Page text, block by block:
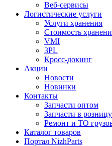
Веб-сервисы
Логистические услуги
Услуги хранения
Стоимость
VMI
3PL
Кросс-докинг
Акции
Новости
Новинки
Контакты
Запчасти оптом
Запчасти в розницу
Ремонт и ТО
Каталог товаров
Портал NizhParts